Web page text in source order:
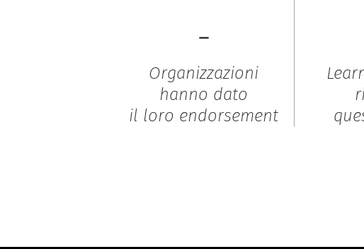
-
Organizzazioni
hanno dato
il loro endorsement